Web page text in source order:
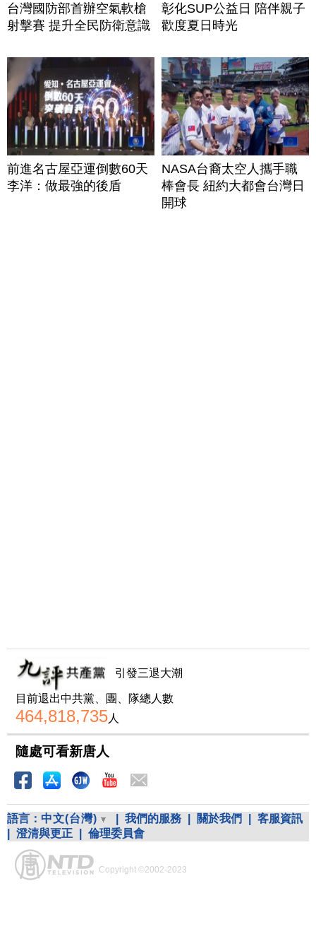
台灣國防部首辦空氣軟槍
射擊賽 提升全民防衛意識
彰化SUP公益日 陪伴親子
歡度夏日時光
前進名古屋亞運倒數60天
李洋：做最強的後盾
NASA台裔太空人攜手職
棒會長 紐約大都會台灣日
開球
引發三退大潮
目前退出中共黨、團、隊總人數
464,818,735人
隨處可看新唐人
語言： 中文(台灣) 我們的服務 關於我們
客服資訊
澄清與更正 倫理委員會
Copyright ©2002-2023